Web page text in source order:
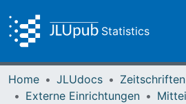
Statistics
Home JLUdocs
Zeitschriften
Externe Einrichtungen